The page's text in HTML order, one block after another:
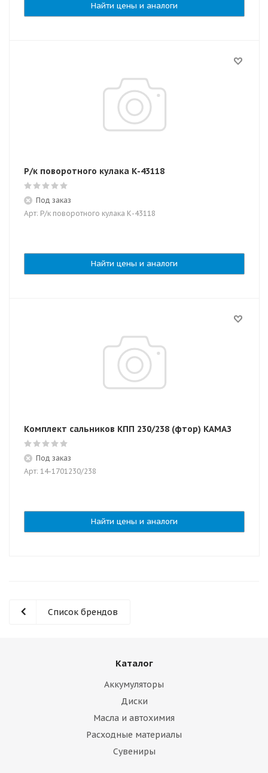
Найти цены и аналоги
Р/к поворотного кулака К-43118
Под заказ
Арт: Р/к поворотного кулака К-43118
Найти цены и аналоги
Комплект сальников КПП 230/238 (фтор) КАМАЗ
Под заказ
Арт: 14-1701230/238
Найти цены и аналоги
Список брендов
Каталог
Аккумуляторы
Диски
Масла и автохимия
Расходные материалы
Сувениры